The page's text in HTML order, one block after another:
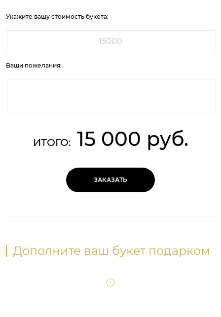
Укажите вашу стоимость букета:
Ваши пожелания:
ИТОГО: 15 000 руб.
ЗАКАЗАТЬ
Дополните ваш букет подарком